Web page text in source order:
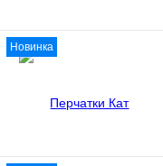
Новинка